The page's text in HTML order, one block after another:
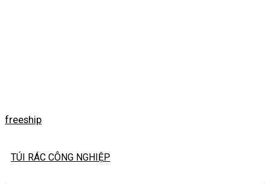
freeship
TÚI RÁC CÔNG NGHIỆP